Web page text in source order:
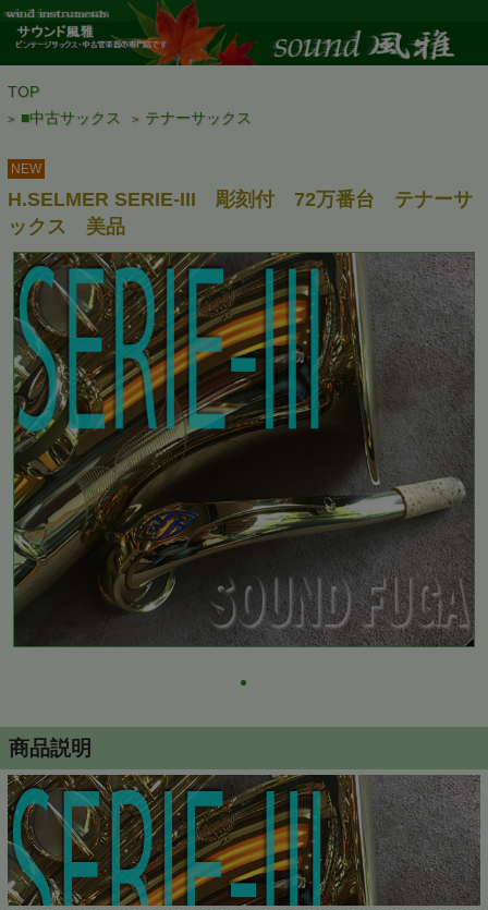
TOP
> ■中古サックス > テナーサックス
NEW
H.SELMER SERIE-III 彫刻付 72万番台 テナーサ
ックス 美品
商品説明